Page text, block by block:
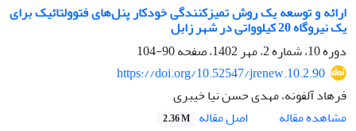
ارائه و توسعه یک روش تمیزکنندگی خودکار پنل‌های فتوولتائیک برای
یک نیروگاه 20 کیلوواتی در شهر زابل
دوره 10، شماره 2، مهر 1402، صفحه
90-104
https://doi.org/10.52547/jrenew.10.2.90
فرهاد آلفونه، مهدی حسن نیا خیبری
مشاهده مقاله
اصل مقاله 2.36 M